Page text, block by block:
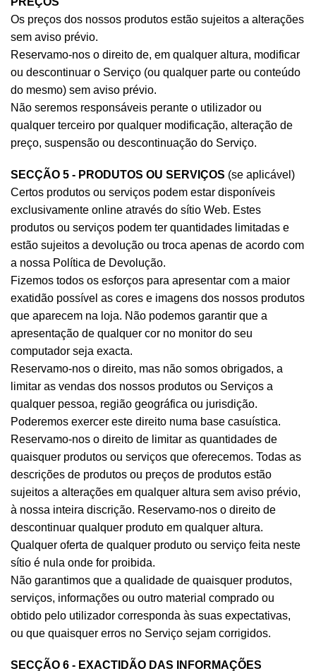
Os preços dos nossos produtos estão sujeitos a alterações
sem aviso prévio.
Reservamo-nos o direito de, em qualquer altura, modificar
ou descontinuar o Serviço (ou qualquer parte ou conteúdo
do mesmo) sem aviso prévio.
Não seremos responsáveis perante o utilizador ou
qualquer terceiro por qualquer modificação, alteração de
preço, suspensão ou descontinuação do Serviço.
SECÇÃO 5 - PRODUTOS OU SERVIÇOS (se aplicável)
Certos produtos ou serviços podem estar disponíveis
exclusivamente online através do sítio Web. Estes
produtos ou serviços podem ter quantidades limitadas e
estão sujeitos a devolução ou troca apenas de acordo com
a nossa Política de Devolução.
Fizemos todos os esforços para apresentar com a maior
exatidão possível as cores e imagens dos nossos produtos
que aparecem na loja. Não podemos garantir que a
apresentação de qualquer cor no monitor do seu
computador seja exacta.
Reservamo-nos o direito, mas não somos obrigados, a
limitar as vendas dos nossos produtos ou Serviços a
qualquer pessoa, região geográfica ou jurisdição.
Poderemos exercer este direito numa base casuística.
Reservamo-nos o direito de limitar as quantidades de
quaisquer produtos ou serviços que oferecemos. Todas as
descrições de produtos ou preços de produtos estão
sujeitos a alterações em qualquer altura sem aviso prévio,
à nossa inteira discrição. Reservamo-nos o direito de
descontinuar qualquer produto em qualquer altura.
Qualquer oferta de qualquer produto ou serviço feita neste
sítio é nula onde for proibida.
Não garantimos que a qualidade de quaisquer produtos,
serviços, informações ou outro material comprado ou
obtido pelo utilizador corresponda às suas expectativas,
ou que quaisquer erros no Serviço sejam corrigidos.
SECÇÃO 6 - EXACTIDÃO DAS INFORMAÇÕES